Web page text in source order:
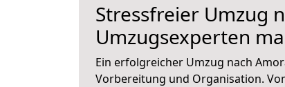
Stressfreier Umzug
Umzugsexperten
Ein erfolgreicher Umzug nach
Vorbereitung und Organisation.